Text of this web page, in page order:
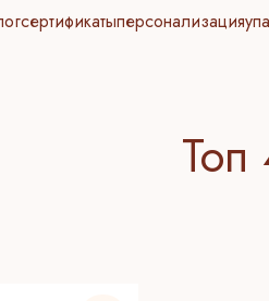
сертификатыперсонализация
Топ